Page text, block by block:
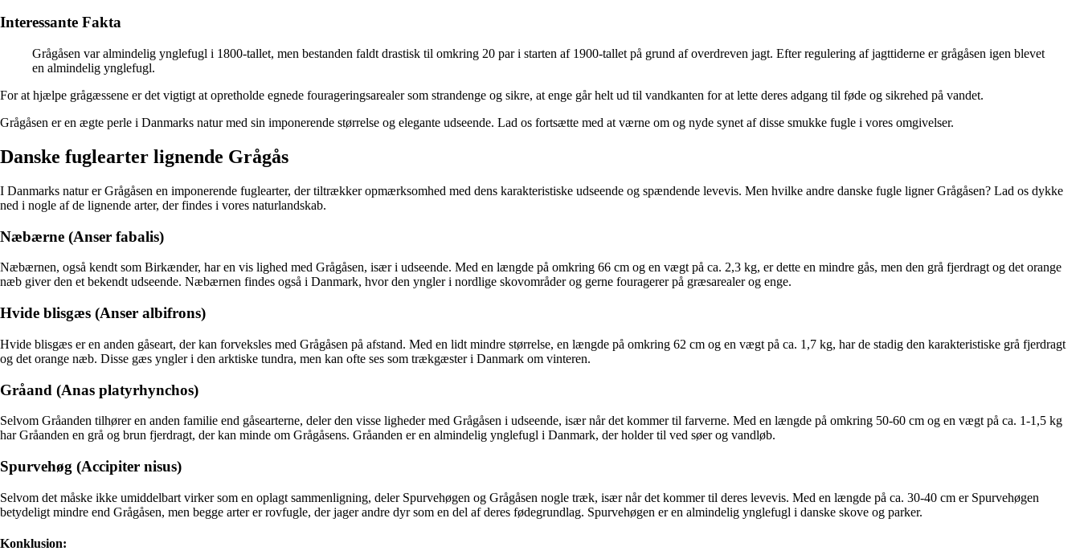
Interessante Fakta
Grågåsen var almindelig ynglefugl i 1800-tallet, men bestanden faldt drastisk til omkring 20 par i starten af 1900-tallet på grund af overdreven jagt. Efter regulering af jagttiderne er grågåsen igen blevet
en almindelig ynglefugl.
For at hjælpe grågæssene er det vigtigt at opretholde egnede fourageringsarealer som strandenge og sikre, at enge går helt ud til vandkanten for at lette deres adgang til føde og sikrehed på vandet.
Grågåsen er en ægte perle i Danmarks natur med sin imponerende størrelse og elegante udseende. Lad os fortsætte med at værne om og nyde synet af disse smukke fugle i vores omgivelser.
Danske fuglearter lignende Grågås
I Danmarks natur er Grågåsen en imponerende fuglearter, der tiltrækker opmærksomhed med dens karakteristiske udseende og spændende levevis. Men hvilke andre danske fugle ligner Grågåsen? Lad os dykke
ned i nogle af de lignende arter, der findes i vores naturlandskab.
Næbærne (Anser fabalis)
Næbærnen, også kendt som Birkænder, har en vis lighed med Grågåsen, især i udseende. Med en længde på omkring 66 cm og en vægt på ca. 2,3 kg, er dette en mindre gås, men den grå fjerdragt og det orange
næb giver den et bekendt udseende. Næbærnen findes også i Danmark, hvor den yngler i nordlige skovområder og gerne fouragerer på græsarealer og enge.
Hvide blisgæs (Anser albifrons)
Hvide blisgæs er en anden gåseart, der kan forveksles med Grågåsen på afstand. Med en lidt mindre størrelse, en længde på omkring 62 cm og en vægt på ca. 1,7 kg, har de stadig den karakteristiske grå fjerdragt
og det orange næb. Disse gæs yngler i den arktiske tundra, men kan ofte ses som trækgæster i Danmark om vinteren.
Gråand (Anas platyrhynchos)
Selvom Gråanden tilhører en anden familie end gåsearterne, deler den visse ligheder med Grågåsen i udseende, især når det kommer til farverne. Med en længde på omkring 50-60 cm og en vægt på ca. 1-1,5 kg
har Gråanden en grå og brun fjerdragt, der kan minde om Grågåsens. Gråanden er en almindelig ynglefugl i Danmark, der holder til ved søer og vandløb.
Spurvehøg (Accipiter nisus)
Selvom det måske ikke umiddelbart virker som en oplagt sammenligning, deler Spurvehøgen og Grågåsen nogle træk, især når det kommer til deres levevis. Med en længde på ca. 30-40 cm er Spurvehøgen
betydeligt mindre end Grågåsen, men begge arter er rovfugle, der jager andre dyr som en del af deres fødegrundlag. Spurvehøgen er en almindelig ynglefugl i danske skove og parker.
Konklusion: